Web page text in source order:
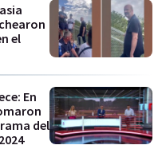
el
En
del